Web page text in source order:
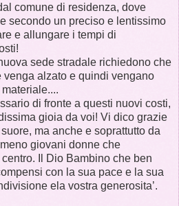
comune di residenza, dove
secondo un preciso e lentissimo
e allungare i tempi di
sede stradale richiedono che
alzato e quindi vengano
di fronte a questi nuovi costi,
gioia da voi! Vi dico grazie
ma anche e soprattutto da
giovani donne che
Il Dio Bambino che ben
con la sua pace e la sua
ela vostra generosita’.